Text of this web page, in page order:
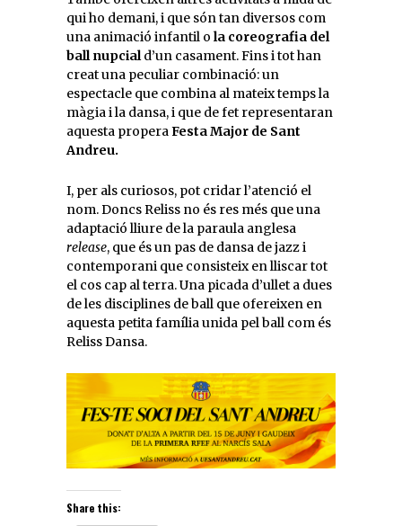
qui ho demani, i que són tan diversos com
una animació infantil o la coreografia del
ball nupciald’un casament. Fins i tot han
creat una peculiar combinació: un
espectacle que combina al mateix temps la
màgia i la dansa, i que de fet representaran
aquesta properaFesta Major de Sant
Andreu.
I, per als curiosos, pot cridar l’atenció el
nom. Doncs Reliss no és res més que una
adaptació lliure de la paraula anglesa
release, que és un pas de dansa de jazz i
contemporani que consisteix en lliscar tot
el cos cap al terra. Una picada d’ullet a dues
de les disciplines de ball que ofereixen en
aquesta petita família unida pel ball com és
Reliss Dansa.
Share this: